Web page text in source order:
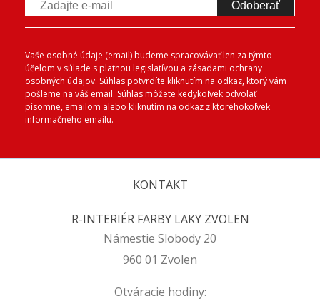
Odoberať
Vaše osobné údaje (email) budeme spracovávať len za týmto
účelom v súlade s platnou legislatívou a zásadami ochrany
osobných údajov. Súhlas potvrdíte kliknutím na odkaz, ktorý vám
pošleme na váš email. Súhlas môžete kedykoľvek odvolať
písomne, emailom alebo kliknutím na odkaz z ktoréhokoľvek
informačného emailu.
KONTAKT
R-INTERIÉR FARBY LAKY ZVOLEN
Námestie Slobody 20
960 01 Zvolen
Otváracie hodiny: